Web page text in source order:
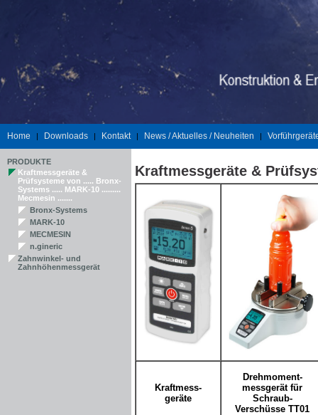
Home | Downloads | Kontakt | News / Aktuelles / Neuheiten |
PRODUKTE
Kraftmessgeräte &
Prüfsysteme von ..... Bronx-
Systems ..... MARK-10 .........
Mecmesin .......
Bronx-Systems
MARK-10
MECMESIN
n.gineric
Zahnwinkel- und
Zahnhöhenmessgerät
Kraftmessgeräte &
Kraftmess-
geräte
Drehmoment-
messgerät für
Schraub-
Verschüsse TT01